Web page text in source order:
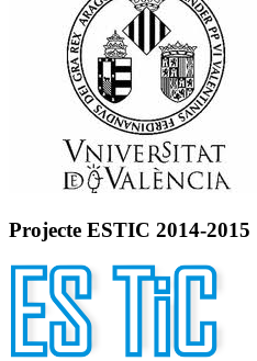
Projecte ESTIC 2014-2015